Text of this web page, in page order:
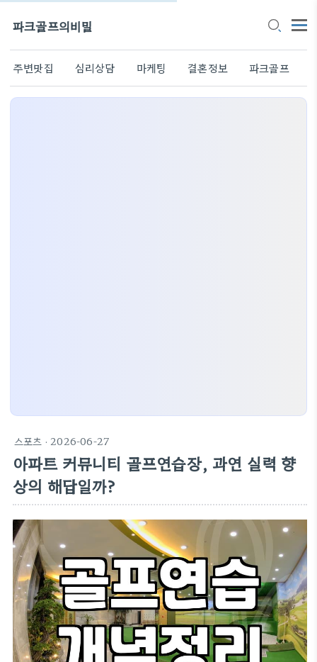
파크골프의비밀
주변맛집 심리상담 마케팅 결혼정보 파크골프
스포츠 · 2026-06-27
아파트 커뮤니티 골프연습장, 과연 실력 향
상의 해답일까?